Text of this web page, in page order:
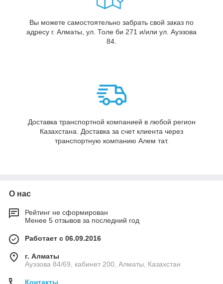
Вы можете самостоятельно забрать свой заказ по
адресу г. Алматы, ул. Толе би 271 и/или ул. Ауэзова
84.
Доставка транспортной компанией в любой регион
Казахстана. Доставка за счет клиента через
транспортную компанию Алем тат.
О нас
Рейтинг не сформирован
Менее 5 отзывов за последний год
Работает с 06.09.2016
г. Алматы
Ауэзова 84/69, кабинет 200, Алматы, Казахстан
Контакты